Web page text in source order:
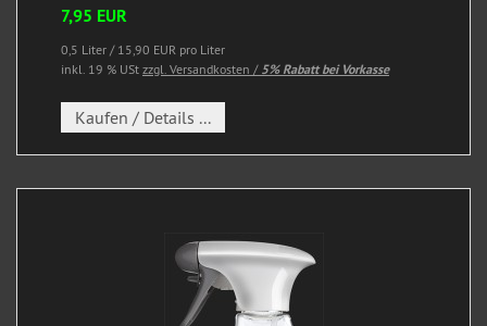
7,95 EUR
0,5 Liter / 15,90 EUR pro Liter
inkl. 19 % USt zzgl. Versandkosten / 5% Rabatt bei Vorkasse
Kaufen / Details ...